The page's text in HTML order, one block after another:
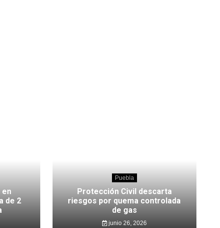
en
de 2
Puebla
Protección Civil descarta
riesgos por quema controlada
de gas
junio 26, 2026